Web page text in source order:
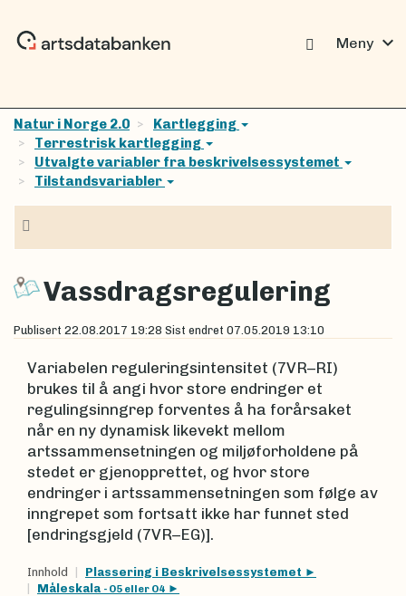
Meny expand_more
Natur i Norge 2.0
Kartlegging
Terrestrisk kartlegging
Utvalgte variabler fra beskrivelsessystemet
Tilstandsvariabler
Vassdragsregulering
Publisert 22.08.2017 19:28 Sist endret 07.05.2019 13:10
Variabelen reguleringsintensitet (7VR–RI)
brukes til å angi hvor store endringer et
regulingsinngrep forventes å ha forårsaket
når en ny dynamisk likevekt mellom
artssammensetningen og miljøforholdene på
stedet er gjenopprettet, og hvor store
endringer i artssammensetningen som følge av
inngrepet som fortsatt ikke har funnet sted
[endringsgjeld (7VR–EG)].
Innhold
Plassering i Beskrivelsessystemet
Måleskala - O5 eller O4